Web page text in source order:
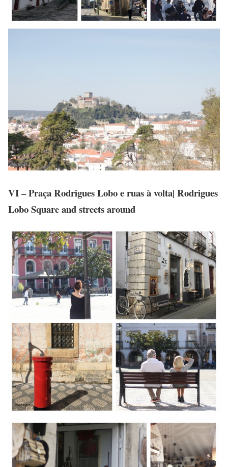
VI – Praça Rodrigues Lobo e ruas à volta| Rodrigues
Lobo Square and streets around